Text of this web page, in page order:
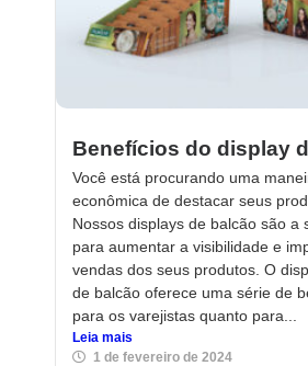
Benefícios do display
Você está procurando uma
econômica de destacar seus
Nossos displays de balcão são a
para aumentar a visibilidade e
vendas dos seus produtos. O
de balcão oferece uma série de
para os varejistas quanto para...
Leia mais
1 de fevereiro de 2024